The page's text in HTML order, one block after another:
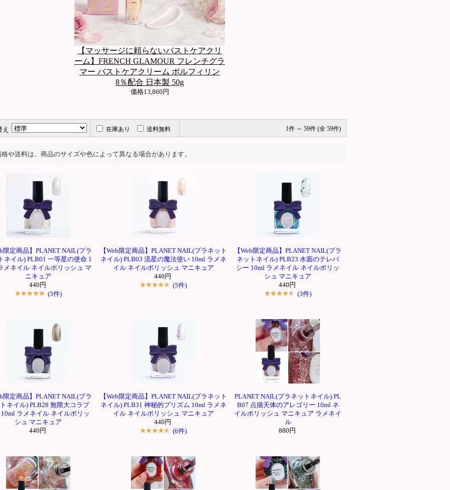
【マッサージに頼らないバストケアクリ
ーム】FRENCH GLAMOUR フレンチグラ
マー バストケアクリーム ボルフィリン
8％配合 日本製 50g
価格13,860円
在庫あり 送料無料 1件 ～ 59件 (全 59件)
や送料は、商品のサイズや色によって異なる場合があります。
限定商品】PLANET NAIL(プラ
ネイル) PLB01 一等星の使命 1
メネイル ネイルポリッシュ マ
ニキュア
440円
(3件)
【Web限定商品】PLANET NAIL(プラネット
ネイル) PLB03 流星の魔法使い 10ml ラメネ
イル ネイルポリッシュ マニキュア
440円
(5件)
【Web限定商品】PLANET NAIL(プラ
ネットネイル) PLB23 水面のテレパ
シー 10ml ラメネイル ネイルポリッ
シュ マニキュア
440円
(3件)
限定商品】PLANET NAIL(プラ
ネイル) PLB28 無限大コラプ
ラメネイル ネイルポリッ
シュ マニキュア
440円
【Web限定商品】PLANET NAIL(プラネット
ネイル) PLB31 神秘的プリズム 10ml ラメネ
イル ネイルポリッシュ マニキュア
440円
(6件)
PLANET NAIL(プラネットネイル) PL
B07 点描天体のアレゴリー 10ml ネ
イルポリッシュ マニキュア ラメネイ
ル
880円